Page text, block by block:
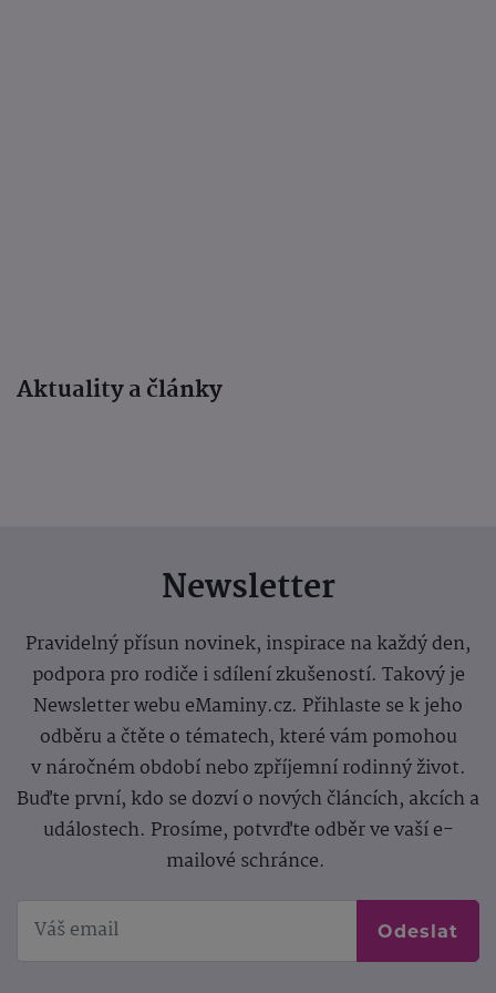
Aktuality a články
Newsletter
Pravidelný přísun novinek, inspirace na každý den,
podpora pro rodiče i sdílení zkušeností. Takový je
Newsletter webu eMaminy.cz. Přihlaste se k jeho
odběru a čtěte o tématech, které vám pomohou
v náročném období nebo zpříjemní rodinný život.
Buďte první, kdo se dozví o nových článcích, akcích a
událostech. Prosíme, potvrďte odběr ve vaší e-
mailové schránce.
Odeslat